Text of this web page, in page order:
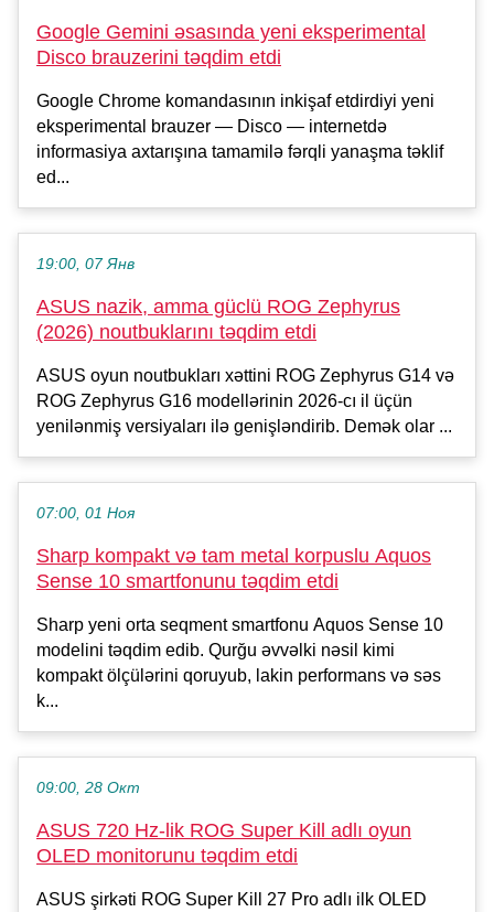
Google Gemini əsasında yeni eksperimental
Disco brauzerini təqdim etdi
Google Chrome komandasının inkişaf etdirdiyi yeni
eksperimental brauzer — Disco — internetdə
informasiya axtarışına tamamilə fərqli yanaşma təklif
ed...
19:00, 07 Янв
ASUS nazik, amma güclü ROG Zephyrus
(2026) noutbuklarını təqdim etdi
ASUS oyun noutbukları xəttini ROG Zephyrus G14 və
ROG Zephyrus G16 modellərinin 2026-cı il üçün
yenilənmiş versiyaları ilə genişləndirib. Demək olar ...
07:00, 01 Ноя
Sharp kompakt və tam metal korpuslu Aquos
Sense 10 smartfonunu təqdim etdi
Sharp yeni orta seqment smartfonu Aquos Sense 10
modelini təqdim edib. Qurğu əvvəlki nəsil kimi
kompakt ölçülərini qoruyub, lakin performans və səs
k...
09:00, 28 Окт
ASUS 720 Hz-lik ROG Super Kill adlı oyun
OLED monitorunu təqdim etdi
ASUS şirkəti ROG Super Kill 27 Pro adlı ilk OLED